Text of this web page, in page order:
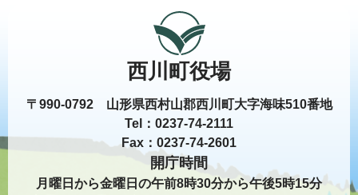
西川町役場
〒990-0792 山形県西村山郡西川町大字海味510番地
Tel：0237-74-2111
Fax：0237-74-2601
開庁時間
月曜日から金曜日の午前8時30分から午後5時15分